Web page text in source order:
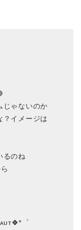
じゃないのか
？イメージは
るのね
゜